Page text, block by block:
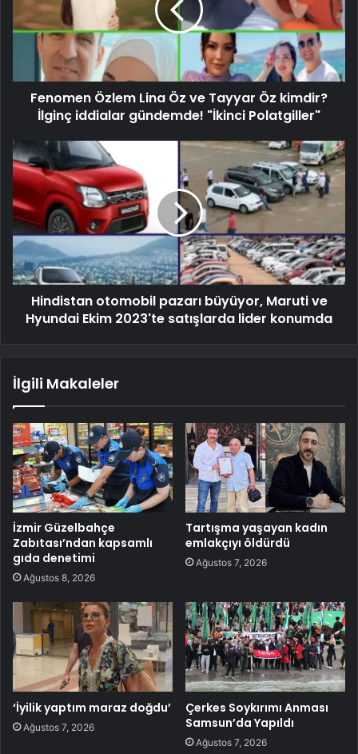
Fenomen Özlem Lina Öz ve Tayyar Öz kimdir?
İlginç iddialar gündemde! "İkinci Polatgiller"
Hindistan otomobil pazarı büyüyor, Maruti ve
Hyundai Ekim 2023'te satışlarda lider konumda
İlgili Makaleler
İzmir Güzelbahçe
Zabıtası’ndan kapsamlı
gıda denetimi
Ağustos 8, 2026
Tartışma yaşayan kadın
emlakçıyı öldürdü
Ağustos 7, 2026
‘İyilik yaptım maraz doğdu’
Ağustos 7, 2026
Çerkes Soykırımı Anması
Samsun’da Yapıldı
Ağustos 7, 2026